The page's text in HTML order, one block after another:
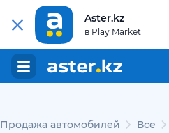
Aster.kz
в Play Market
Продажа автомобилей Все